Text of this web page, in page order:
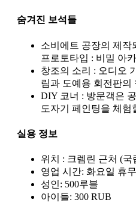
숨겨진 보석들
소비에트 공장의 제작
프로토타입 : 비밀 아
창조의 소리 : 오디오
림과 도예용 회전판의
DIY 코너 : 방문객은
도자기 페인팅을 체험
실용 정보
위치 : 크렘린 근처 (
영업 시간: 화요일 휴
성인: 500루블
아이들: 300 RUB